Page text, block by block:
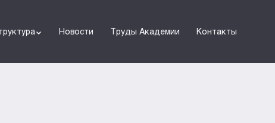
Новости Труды Академии Контакты